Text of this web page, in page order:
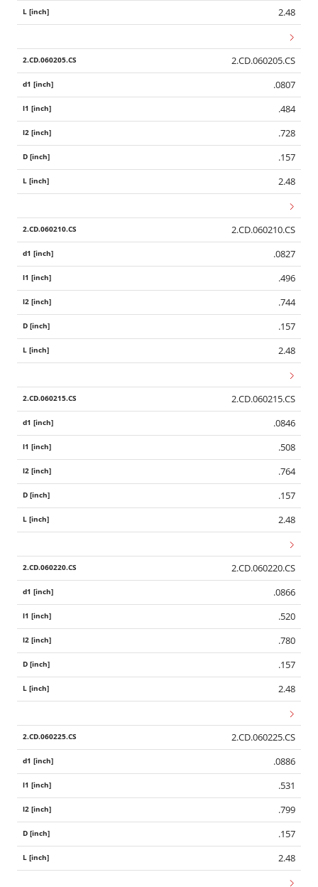
2.48
2.CD.060205.CS
.0807
.484
.728
.157
2.48
2.CD.060210.CS
.0827
.496
.744
.157
2.48
2.CD.060215.CS
.0846
.508
.764
.157
2.48
2.CD.060220.CS
.0866
.520
.780
.157
2.48
2.CD.060225.CS
.0886
.531
.799
.157
2.48